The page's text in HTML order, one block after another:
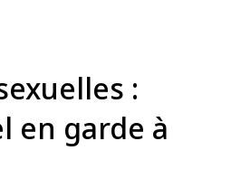
:
en garde à